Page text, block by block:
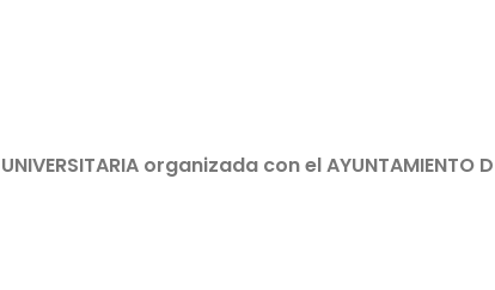
organizada con el AYUNTAMIENTO